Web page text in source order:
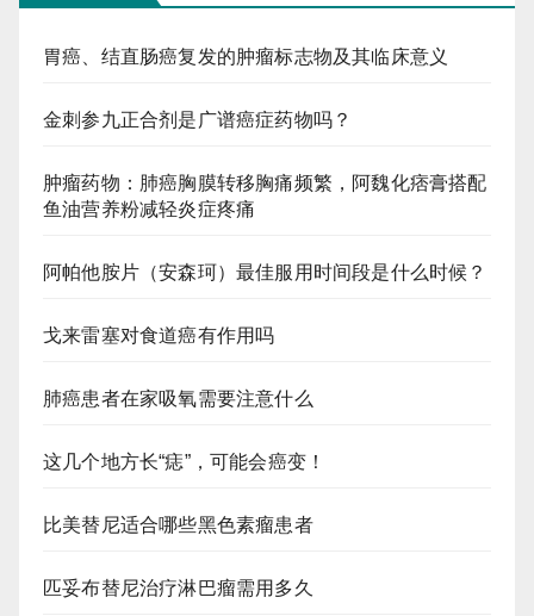
胃癌、结直肠癌复发的肿瘤标志物及其临床意义
金刺参九正合剂是广谱癌症药物吗？
肿瘤药物：肺癌胸膜转移胸痛频繁，阿魏化痞膏搭配
鱼油营养粉减轻炎症疼痛
阿帕他胺片（安森珂）最佳服用时间段是什么时候？
戈来雷塞对食道癌有作用吗
肺癌患者在家吸氧需要注意什么
这几个地方长“痣”，可能会癌变！
比美替尼适合哪些黑色素瘤患者
匹妥布替尼治疗淋巴瘤需用多久